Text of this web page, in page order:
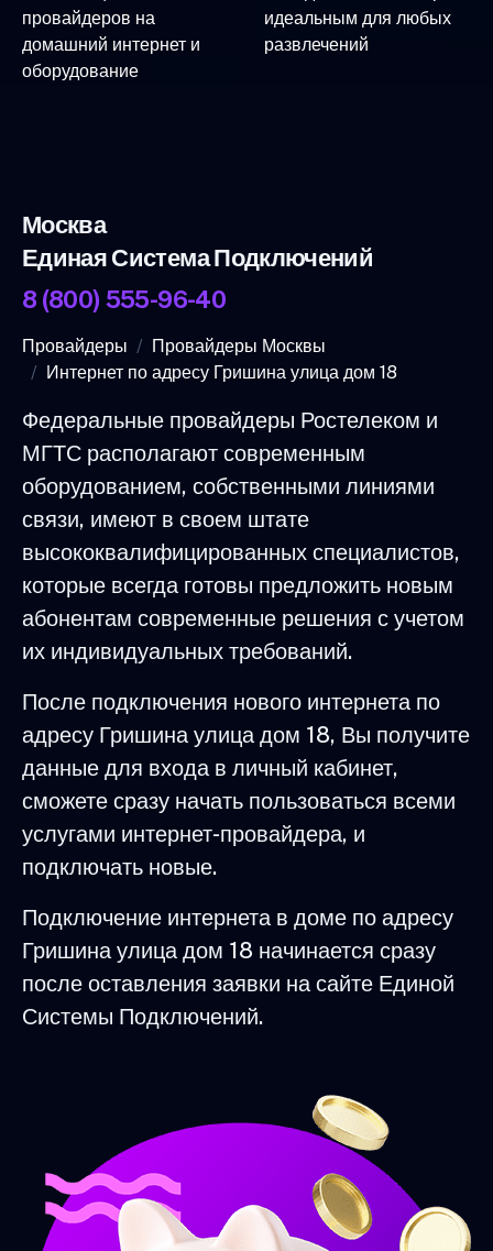
провайдеров на
домашний интернет и
оборудование
идеальным для любых
развлечений
Москва
Единая Система Подключений
8 (800) 555-96-40
Провайдеры
Провайдеры Москвы
Интернет по адресу Гришина улица дом 18
Федеральные провайдеры Ростелеком и
МГТС располагают современным
оборудованием, собственными линиями
связи, имеют в своем штате
высококвалифицированных специалистов,
которые всегда готовы предложить новым
абонентам современные решения с учетом
их индивидуальных требований.
После подключения нового интернета по
адресу Гришина улица дом 18, Вы получите
данные для входа в личный кабинет,
сможете сразу начать пользоваться всеми
услугами интернет-провайдера, и
подключать новые.
Подключение интернета в доме по адресу
Гришина улица дом 18 начинается сразу
после оставления заявки на сайте Единой
Системы Подключений.